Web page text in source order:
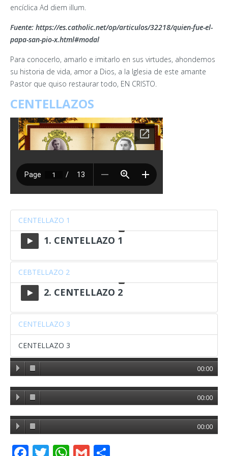
encíclica Ad diem illum.
Fuente: https://es.catholic.net/op/articulos/32218/quien-fue-el-
papa-san-pio-x.html#modal
Para conocerlo, amarlo e imitarlo en sus virtudes, ahondemos
su historia de vida, amor a Dios, a la Iglesia de este amante
Pastor que quiso restaurar todo, EN CRISTO.
CENTELLAZOS
CENTELLAZO 1
1. CENTELLAZO 1
CEBTELLAZO 2
2. CENTELLAZO 2
CENTELLAZO 3
CENTELLAZO 3
00:00
00:00
00:00